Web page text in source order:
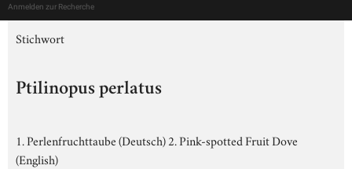
Anmelden zur Recherche
Stichwort
Ptilinopus perlatus
1. Perlenfruchttaube (Deutsch) 2. Pink-spotted Fruit Dove
(English)